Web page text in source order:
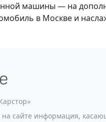
машины — на
в Москве и
на сайте информация,